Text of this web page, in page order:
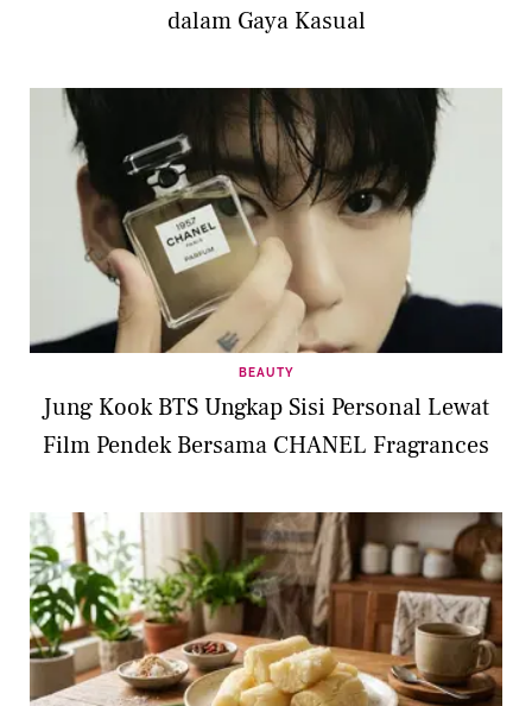
dalam Gaya Kasual
BEAUTY
Jung Kook BTS Ungkap Sisi Personal Lewat
Film Pendek Bersama CHANEL Fragrances